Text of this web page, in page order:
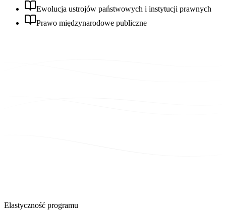
Ewolucja ustrojów państwowych i instytucji prawnych
Prawo międzynarodowe publiczne
Elastyczność programu